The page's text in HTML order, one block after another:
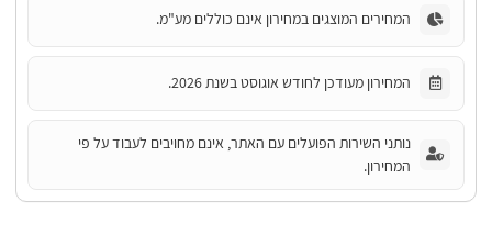
המחירים המוצגים במחירון אינם כוללים מע"מ.
המחירון מעודכן לחודש אוגוסט בשנת 2026.
נותני השירות הפועלים עם האתר, אינם מחויבים לעבוד על פי
המחירון.